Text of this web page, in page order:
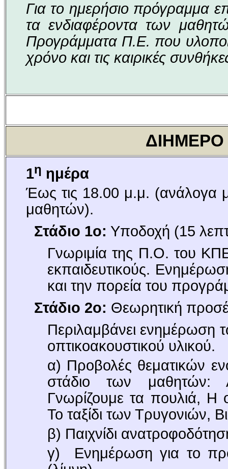
Για το ημερήσιο πρόγραμμα
τα ενδιαφέροντα των
Προγράμματα Π.Ε. που
χρόνο και τις καιρικές
1η ημέρα
Έως τις 18.00 μ.μ. (ανάλογα
μαθητών).
Στάδιο 1ο: Υποδοχή (15
Γνωριμία της Π.Ο. του
εκπαιδευτικούς.
και την πορεία του
Στάδιο 2ο: Θεωρητική
Περιλαμβάνει ενημέρωση
οπτικοακουστικού υλικού.
α) Προβολές θεματικών
στάδιο των μαθητών:
Γνωρίζουμε τα πουλιά, Η
Το ταξίδι των Τρυγονιών,
β) Παιχνίδι
γ) Ενημέρωση για το